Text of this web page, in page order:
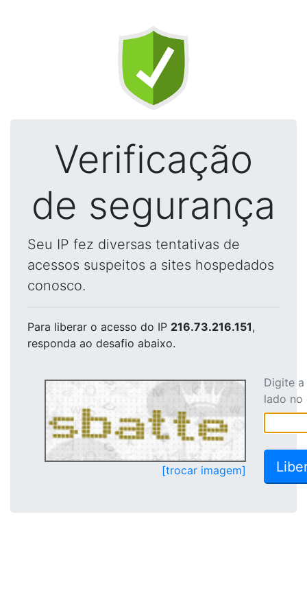
Verificação
de segurança
Seu IP fez diversas tentativas de
acessos suspeitos a sites hospedados
conosco.
Para liberar o acesso do IP 216.73.216.151,
responda ao desafio abaixo.
[trocar imagem]
Digite
lado no